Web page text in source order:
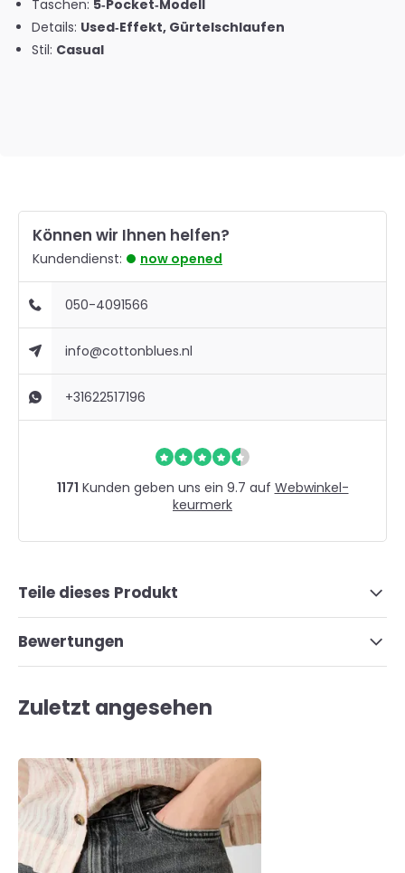
Taschen: 5‑Pocket‑Modell
Details: Used‑Effekt, Gürtelschlaufen
Stil: Casual
Können wir Ihnen helfen?
Kundendienst: now opened
050-4091566
info@cottonblues.nl
+31622517196
1171 Kunden geben uns ein 9.7 auf Webwinkel-
keurmerk
Teile dieses Produkt
Bewertungen
Zuletzt angesehen